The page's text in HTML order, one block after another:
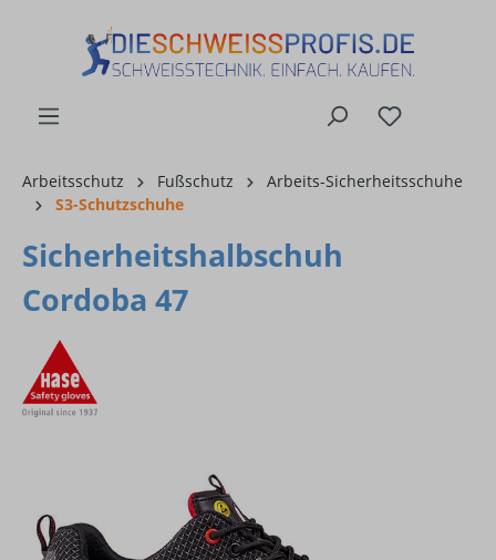
Arbeitsschutz Fußschutz
Arbeits-Sicherheitsschuhe
S3-Schutzschuhe
Sicherheitshalbschuh
Cordoba 47
Bildergalerie überspringen